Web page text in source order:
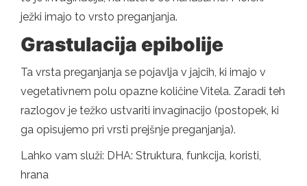
ježki imajo to vrsto preganjanja.
Grastulacija epibolije
Ta vrsta preganjanja se pojavlja v jajcih, ki imajo v
vegetativnem polu opazne količine Vitela. Zaradi teh
razlogov je težko ustvariti invaginacijo (postopek, ki
ga opisujemo pri vrsti prejšnje preganjanja).
Lahko vam služi: DHA: Struktura, funkcija, koristi,
hrana